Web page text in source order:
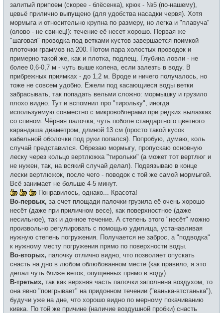
залитый припоем (скорее - блёсенка), крюк - №5 (по-нашему),
цевьё прилично выпущено (для удобства насадки червя). Хотя
мормыга и относительно крупна по размеру, но легка и "плавуча"
(олово - не свинец!): течение её несет хорошо. Первая же
"шаговая" проводка под ветками кустов завершается поимкой
плоточки граммов на 200. Потом пара холостых проводок и
примерно такой же, как и плотка, подлещ. Глубина ловли - не
более 0,6-0,7 м - чуть выше колена, если залезть в воду. В
прибрежных приямках - до 1,2 м. Вроде и ничего получалось, но
тоже не совсем удобно. Ежели под касающиеся воды ветки
забрасывать, так попадать вельми сложно: мормышку и грузило
плохо видно. Тут и вспомнил про "тирольку", иногда
используемую совместно с микровоблерами при редких вылазках
со спином. Чёрная палочка, чуть поболе стандартного цветного
карандаша диаметром, длиной 13 см (просто такой кусок
кабельной оболочки под руки попался). Попробую, думаю, коль
случай представился. Обрезаю мормыгу, пропускаю основную
леску через кольцо вертлюжка "тирольки" (а может тот вертлюг и
не нужен, так, на всякий случай делал). Подвязываю в конце
лески вертлюжок, после чего - поводок с той же самой мормыгой.
Всё занимает не больше 4-5 минут.
Понравилось, однако... Красота!
Во-первых, за счет площади палочки-грузила её очень хорошо
несёт (даже при приличном весе), как поверхностное (даже
несильное), так и донное течение. А степень этого "несёт" можно
произвольно регулировать с помощью удилища, устанавливая
нужную степень погружения. Получается не заброс, а "подводка"
к нужному месту погружения прямо по поверхности воды.
Во-вторых, палочку отлично видно, что позволяет опускать
снасть на дно в любом облюбованном месте (как правило, я это
делал чуть ближе веток, опущенных прямо в воду).
В-третьих, так как верхняя часть палочки заполнена воздухом, то
она явно "поигрывает" на придонном течении ("ванька-втстанька"),
будучи уже на дне, что хорошо видно по мерному покачиванию
кивка. По той же причине (наличие воздушной пробки) снасть